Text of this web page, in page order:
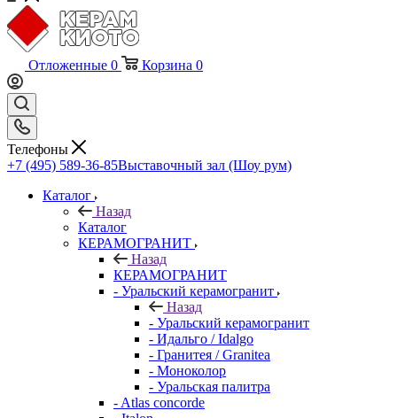
Отложенные 0 Корзина 0
Телефоны
+7 (495) 589-36-85Выставочный зал (Шоу рум)
Каталог
Назад
Каталог
КЕРАМОГРАНИТ
Назад
КЕРАМОГРАНИТ
- Уральский керамогранит
Назад
- Уральский керамогранит
- Идальго / Idalgo
- Гранитея / Granitea
- Моноколор
- Уральская палитра
- Atlas concorde